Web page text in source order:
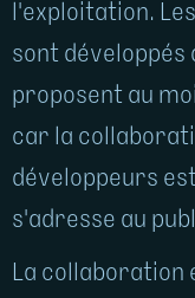
l'exploitation.
sont développés
proposent au
car la
développeurs
s'adresse au
La collaboration